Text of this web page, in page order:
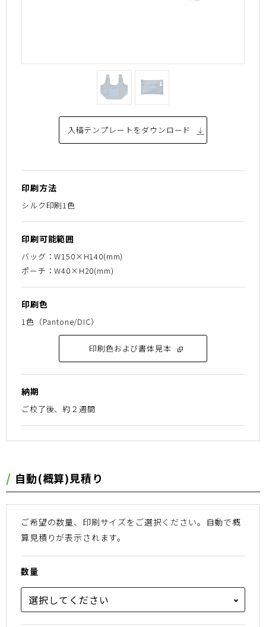
入稿テンプレートをダウンロード
印刷方法
シルク印刷1色
印刷可能範囲
バッグ：W150×H140(mm)
ポーチ：W40×H20(mm)
印刷色
1色（Pantone/DIC）
印刷色および書体見本
納期
ご校了後、約２週間
⾃動(概算)⾒積り
ご希望の数量、印刷サイズをご選択ください。 ⾃動で概
算⾒積りが表⽰されます。
数量